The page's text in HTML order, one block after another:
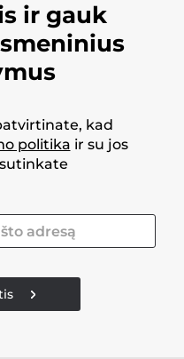
ir gauk
kad
politika ir su jos